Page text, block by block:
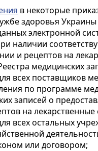
в некоторые
здоровья
электронной
наличии
и рецептов на
медицинских
всех поставщиков
по программе
записей о
на
всех остальных
или договором;